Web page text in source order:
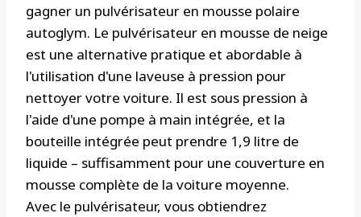
gagner un pulvérisateur en mousse polaire
autoglym. Le pulvérisateur en mousse de neige
est une alternative pratique et abordable à
l'utilisation d'une laveuse à pression pour
nettoyer votre voiture. Il est sous pression à
l'aide d'une pompe à main intégrée, et la
bouteille intégrée peut prendre 1,9 litre de
liquide – suffisamment pour une couverture en
mousse complète de la voiture moyenne.
Avec le pulvérisateur, vous obtiendrez